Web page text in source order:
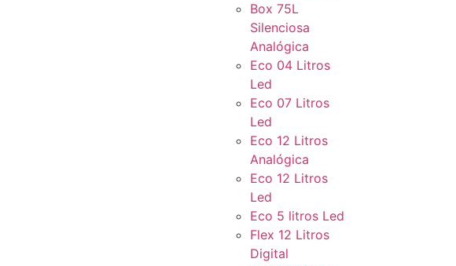
Box 75L
Silenciosa
Analógica
Eco 04 Litros
Led
Eco 07 Litros
Led
Eco 12 Litros
Analógica
Eco 12 Litros
Led
Eco 5 litros Led
Flex 12 Litros
Digital